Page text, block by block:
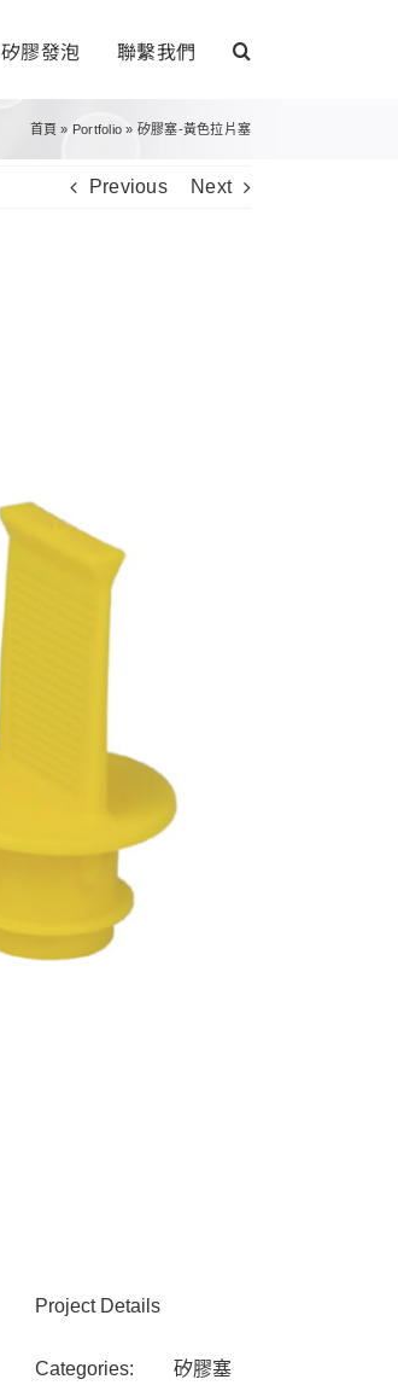
矽膠發泡 聯繫我們
首頁 » Portfolio » 矽膠塞-黃色拉片塞
Previous Next
Project Details
Categories: 矽膠塞